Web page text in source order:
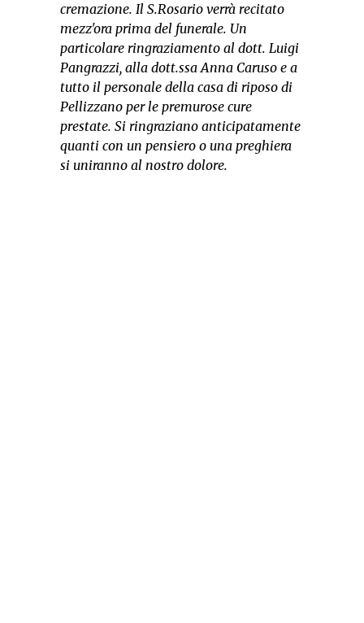
cremazione. Il S.Rosario verrà recitato
mezz'ora prima del funerale. Un
particolare ringraziamento al dott. Luigi
Pangrazzi, alla dott.ssa Anna Caruso e a
tutto il personale della casa di riposo di
Pellizzano per le premurose cure
prestate. Si ringraziano anticipatamente
quanti con un pensiero o una preghiera
si uniranno al nostro dolore.